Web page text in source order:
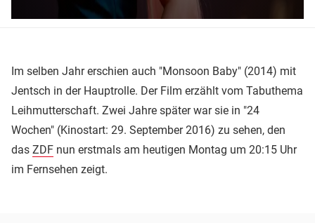
Im selben Jahr erschien auch "Monsoon Baby" (2014) mit
Jentsch in der Hauptrolle. Der Film erzählt vom Tabuthema
Leihmutterschaft. Zwei Jahre später war sie in "24
Wochen" (Kinostart: 29. September 2016) zu sehen, den
das ZDF nun erstmals am heutigen Montag um 20:15 Uhr
im Fernsehen zeigt.